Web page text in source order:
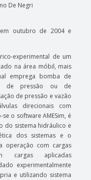
De Negri
outubro de 2004 e
experimental de um
na área móbil, mais
emprega bomba de
de pressão ou de
de pressão e vazão
direcionais com
o software AMESim, é
do sistema hidráulico e
dos sistemas e o
operação com cargas
cargas aplicadas
experimentalmente
e utilizando sistema